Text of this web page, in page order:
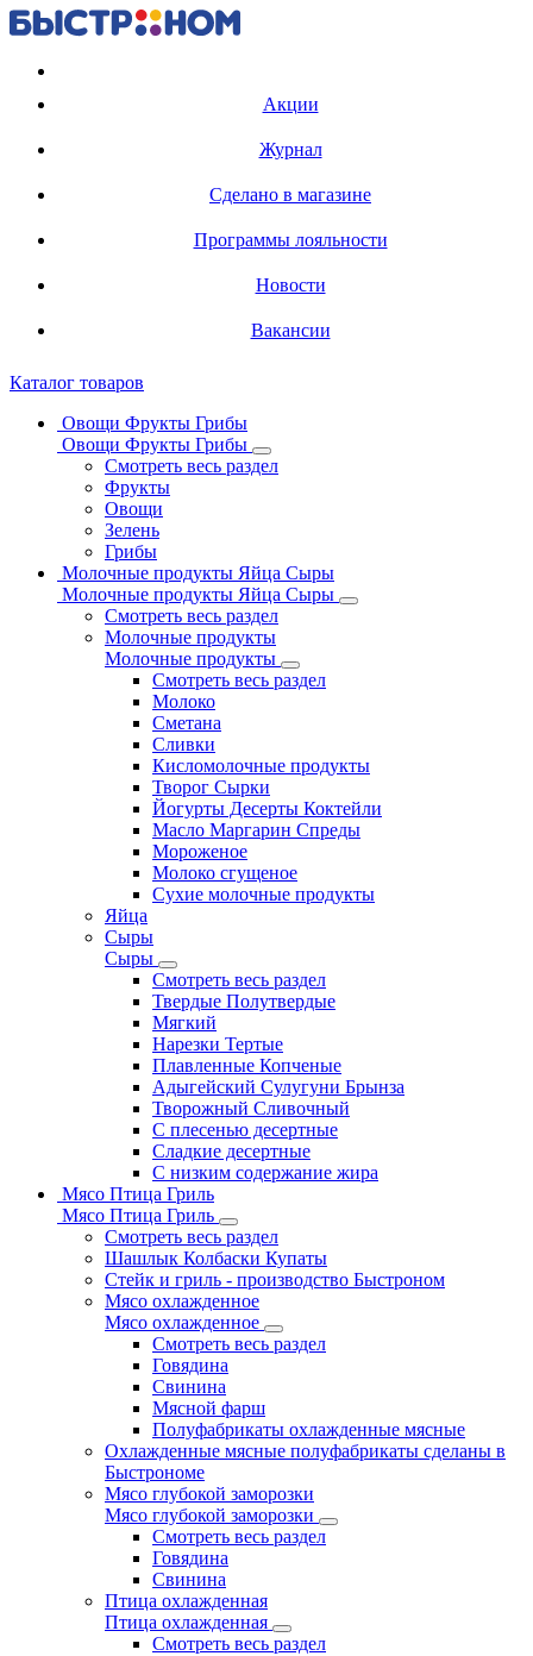
Акции
Журнал
Сделано в магазине
Программы лояльности
Новости
Вакансии
Каталог товаров
Овощи Фрукты Грибы
Овощи Фрукты Грибы
Смотреть весь раздел
Фрукты
Овощи
Зелень
Грибы
Молочные продукты Яйца Сыры
Молочные продукты Яйца Сыры
Смотреть весь раздел
Молочные продукты
Молочные продукты
Смотреть весь раздел
Молоко
Сметана
Сливки
Кисломолочные продукты
Творог Сырки
Йогурты Десерты Коктейли
Масло Маргарин Спреды
Мороженое
Молоко сгущеное
Сухие молочные продукты
Яйца
Сыры
Сыры
Смотреть весь раздел
Твердые Полутвердые
Мягкий
Нарезки Тертые
Плавленные Копченые
Адыгейский Сулугуни Брынза
Творожный Сливочный
С плесенью десертные
Сладкие десертные
С низким содержание жира
Мясо Птица Гриль
Мясо Птица Гриль
Смотреть весь раздел
Шашлык Колбаски Купаты
Стейк и гриль - производство Быстроном
Мясо охлажденное
Мясо охлажденное
Смотреть весь раздел
Говядина
Свинина
Мясной фарш
Полуфабрикаты охлажденные мясные
Охлажденные мясные полуфабрикаты сделаны в
Быстрономе
Мясо глубокой заморозки
Мясо глубокой заморозки
Смотреть весь раздел
Говядина
Свинина
Птица охлажденная
Птица охлажденная
Смотреть весь раздел